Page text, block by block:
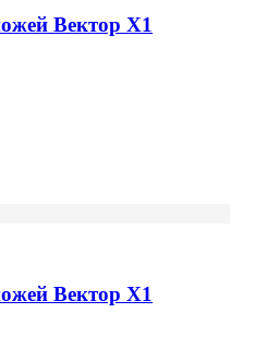
Вектор X1
Вектор X1